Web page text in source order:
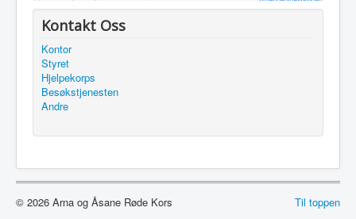
Kontakt Oss
Kontor
Styret
Hjelpekorps
Besøkstjenesten
Andre
Til toppen
© 2026 Arna og Åsane Røde Kors